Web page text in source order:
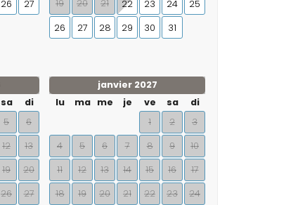
26
27
19
20 21 22 23 24
25
26
27 28 29 30 31
sa
di
5
6
12
13
19
20
26
27
janvier 2027
lu
ma me je ve sa
di
1
2
3
4
5 6 7 8 9
10
11
12 13 14 15 16
17
18
19 20 21 22 23
24